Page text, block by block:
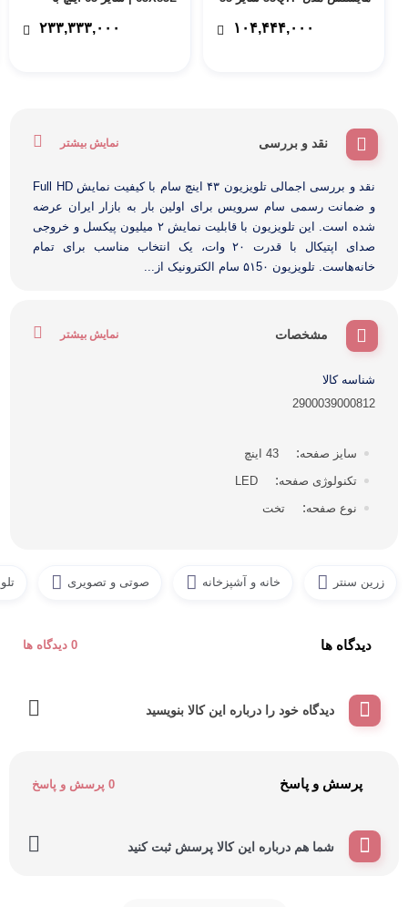
سرویس – پس کرایه۱۰۴,۴۴۴,۰۰۰ ۲۳۳,۳۳۳,۰۰۰
نقد و بررسی نمایش بیشتر
نقد و بررسی اجمالی تلویزیون ۴۳ اینچ سام با کیفیت نمایش Full HD
و ضمانت رسمی سام سرویس برای اولین بار به بازار ایران عرضه
شده است. این تلویزیون با قابلیت نمایش ۲ میلیون پیکسل و خروجی
صدای اپتیکال با قدرت ۲۰ وات، یک انتخاب مناسب برای تمام
خانه‌هاست. تلویزیون ۵۱5۰ سام الکترونیک از...
مشخصات نمایش بیشتر
شناسه کالا
2900039000812
سایز صفحه
43 اینچ
تکنولوژی صفحه
LED
نوع صفحه
تخت
زرین سنتر خانه و آشپزخانه صوتی و تصویری
دیدگاه ها 0 دیدگاه ها
دیدگاه خود را درباره این کالا بنویسید
پرسش و پاسخ 0 پرسش و پاسخ
شما هم درباره این کالا پرسش ثبت کنید